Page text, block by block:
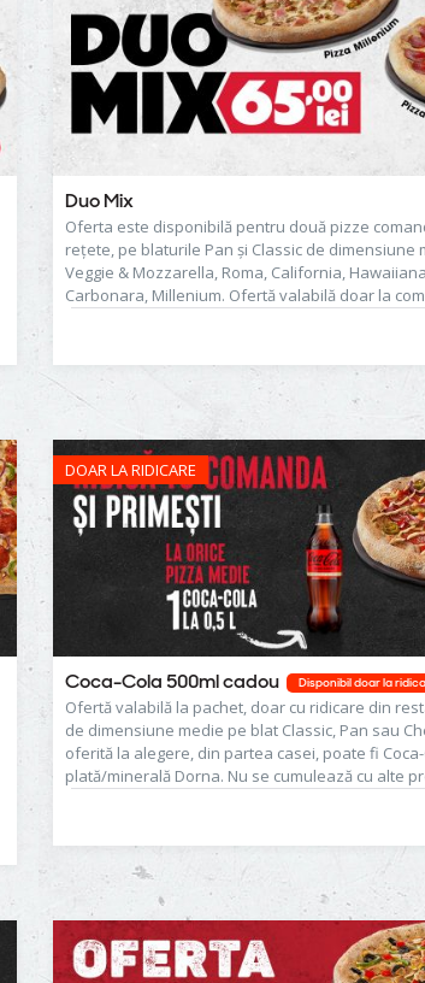
Duo Mix
Oferta este disponibilă pentru două pizze
rețete, pe blaturile Pan și Classic de dimensiune
Veggie & Mozzarella, Roma, California,
Carbonara, Millenium. Ofertă valabilă doar la
DOAR LA RIDICARE
Coca-Cola 500ml cadou Disponibil doar la
Ofertă valabilă la pachet, doar cu ridicare din
de dimensiune medie pe blat Classic, Pan sau
oferită la alegere, din partea casei, poate fi
plată/minerală Dorna. Nu se cumulează cu alte